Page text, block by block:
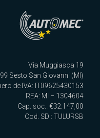
Via Muggiasca 19
Sesto San Giovanni (MI)
de IVA: IT09625430153
REA: MI – 1304604
Cap. soc.: €32.147,00
Cod. SDI: TULURSB